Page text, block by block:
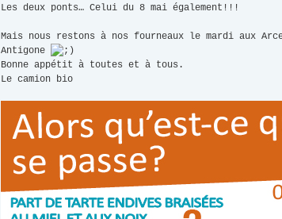
Les deux ponts… Celui du 8 mai également!!!
Mais nous restons à nos fourneaux le mardi aux
Antigone
Bonne appétit à toutes et à tous.
Le camion bio